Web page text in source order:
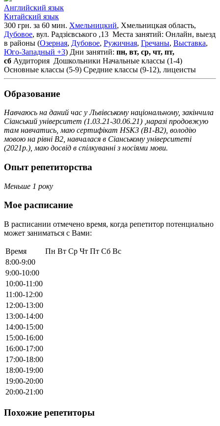
Английский язык
Китайский язык
300 грн. за 60 мин. Хмельницкий, Хмельницкая область,
Дубовое, вул. Радзієвського ,13 Места занятий: Онлайн, выезд
в районы (Озерная, Дубовое, Ружичная, Гречаны, Выставка,
Юго-Западный +3) Дни занятий: пн, вт, ср, чт, пт,
сб Аудитория Дошкольники Начальные классы (1-4)
Основные классы (5-9) Средние классы (9-12), лицеисты
Образование
Навчаюсь на даний час у Львівському національному, закінчила
Сіанський університет (1.03.21-30.06.21) ,наразі продовжую
там навчатись, маю сертифікат HSK3 (B1-B2), володію
мовою на рівні В2, навчалася в Сіанському університеті
(2021р.), маю досвід в спілкуванні з носіями мови.
Опыт репетиторства
Меньше 1 року
Мое расписание
В расписании отмечено время, когда репетитор потенциально
может заниматься с Вами:
Время Пн Вт Ср Чт Пт Сб Вс
8:00-9:00
9:00-10:00
10:00-11:00
11:00-12:00
12:00-13:00
13:00-14:00
14:00-15:00
15:00-16:00
16:00-17:00
17:00-18:00
18:00-19:00
19:00-20:00
20:00-21:00
Похожие репетиторы